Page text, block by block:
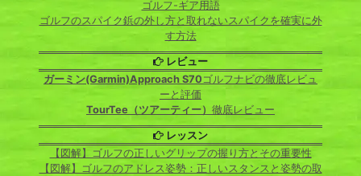
ゴルフ-ギア用語
ゴルフのスパイク鋲の外し方と取れないスパイクを確実に外
す方法
レビュー
ガーミン(Garmin)Approach S70ゴルフナビの徹底レビュ
ーと評価
TourTee（ツアーティー） 徹底レビュー
レッスン
【図解】ゴルフの正しいグリップの握り方とその重要性
【図解】ゴルフのアドレス姿勢：正しいスタンスと姿勢の取